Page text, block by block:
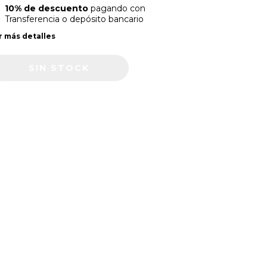
10% de descuentopagando con
Transferencia o depósito bancario
más detalles